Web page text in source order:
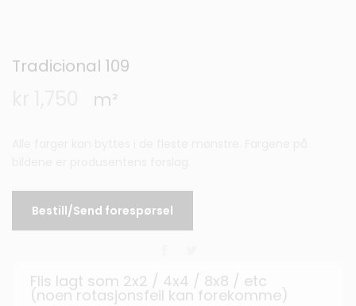
Tradicional 109
m²
Bestill/Send forespørsel
Flis lagt som 2x2 / 4x4 / 8x8 / etc
(noen rotasjonsfeil kan forekomme)